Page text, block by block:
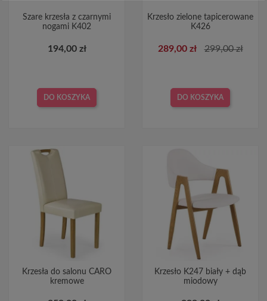
Szare krzesła z czarnymi
nogami K402
194,00 zł
DO KOSZYKA
Krzesło zielone tapicerowane
K426
289,00 zł 299,00 zł
DO KOSZYKA
Krzesła do salonu CARO
kremowe
Krzesło K247 biały + dąb
miodowy